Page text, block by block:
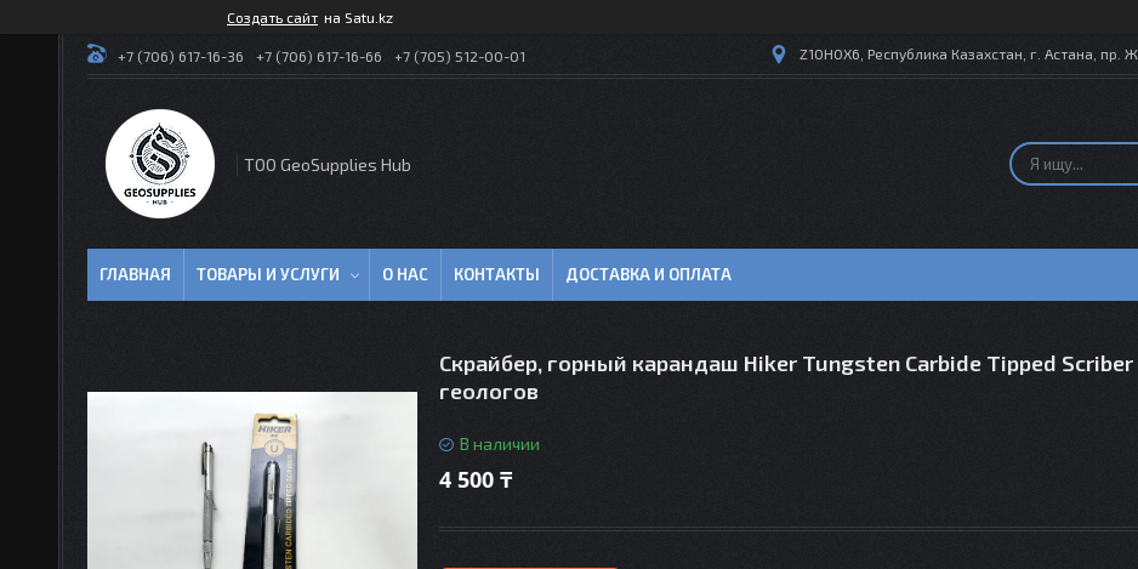
Создать сайт на Satu.kz
+7 (706) 617-16-36 +7 (706) 617-16-66 +7 (705) 512-00-01 Z10H0X6, Республика Казахстан, г. Астана, пр.
TOO GeoSupplies Hub
ГЛАВНАЯ ТОВАРЫ И УСЛУГИ О НАС КОНТАКТЫ ДОСТАВКА И ОПЛАТА
Скрайбер, горный карандаш Hiker Tungsten Carbide Tipped
геологов
В наличии
4 500 ₸